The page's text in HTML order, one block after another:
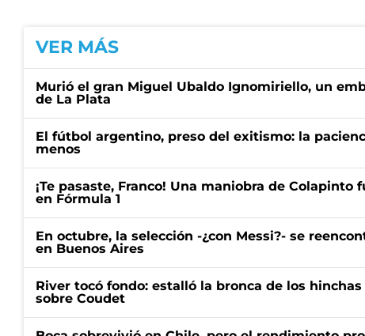
VER MÁS
Murió el gran Miguel Ubaldo Ignomiriello, un
de La Plata
El fútbol argentino, preso del exitismo: la
menos
¡Te pasaste, Franco! Una maniobra de Colapinto
en Fórmula 1
En octubre, la selección -¿con Messi?- se
en Buenos Aires
River tocó fondo: estalló la bronca de los
sobre Coudet